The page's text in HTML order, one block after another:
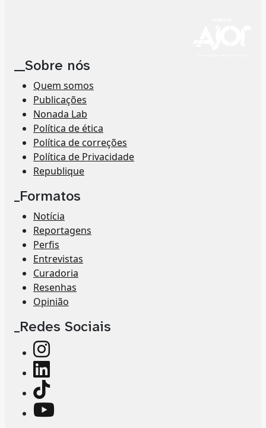
__Sobre nós
Quem somos
Publicações
Nonada Lab
Política de ética
Política de correções
Política de Privacidade
Republique
_Formatos
Notícia
Reportagens
Perfis
Entrevistas
Curadoria
Resenhas
Opinião
_Redes Sociais